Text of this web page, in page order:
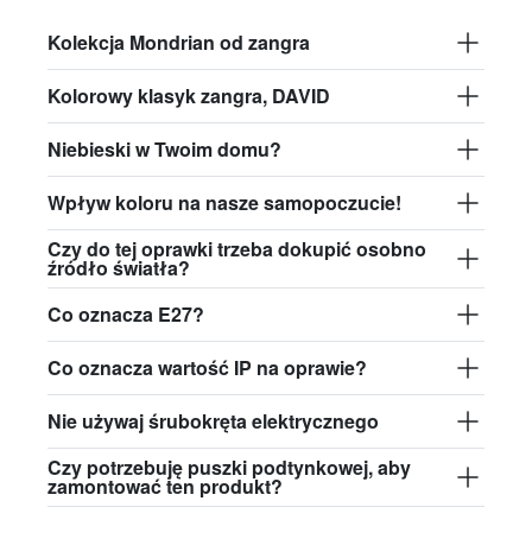
Kolekcja Mondrian od zangra
Kolorowy klasyk zangra, DAVID
Niebieski w Twoim domu?
Wpływ koloru na nasze samopoczucie!
Czy do tej oprawki trzeba dokupić osobno
źródło światła?
Co oznacza E27?
Co oznacza wartość IP na oprawie?
Nie używaj śrubokręta elektrycznego
Czy potrzebuję puszki podtynkowej, aby
zamontować ten produkt?